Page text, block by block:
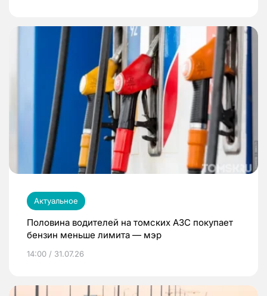
Актуальное
Половина водителей на томских АЗС покупает
бензин меньше лимита — мэр
14:00 / 31.07.26